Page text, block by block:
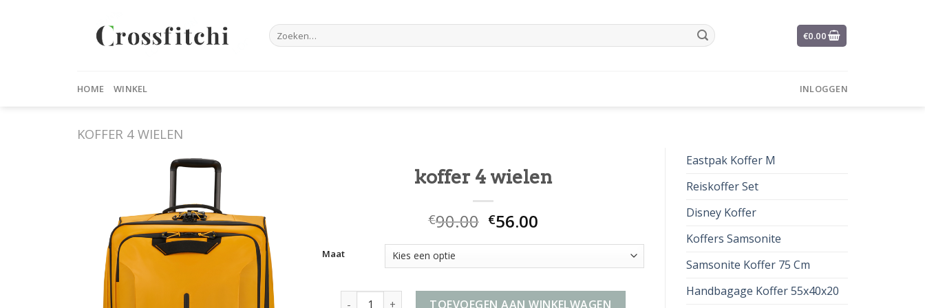
Zoeken
naar:
€0.00
HOME WINKEL INLOGGEN
KOFFER 4 WIELEN
Eastpak Koffer M
Reiskoffer Set
Disney Koffer
Koffers Samsonite
Samsonite Koffer 75 Cm
Handbagage Koffer 55x40x20
koffer 4 wielen
€90.00 €56.00
Maat
koffer 4 wielen aantalTOEVOEGEN AAN WINKELWAGEN